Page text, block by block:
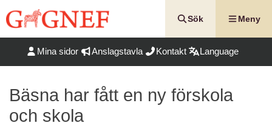
till
Sök Meny
Mina sidor Anslagstavla Kontakt Language
Bäsna har fått en ny förskola
och skola